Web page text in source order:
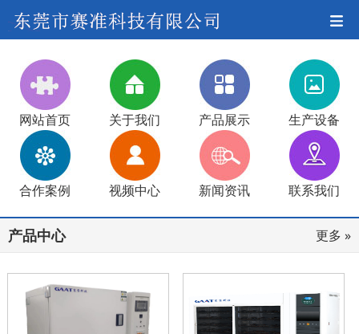
网站首页 关于我们 产品展示 生产设备
合作案例 视频中心 新闻资讯 联系我们
产品中心 更多 »